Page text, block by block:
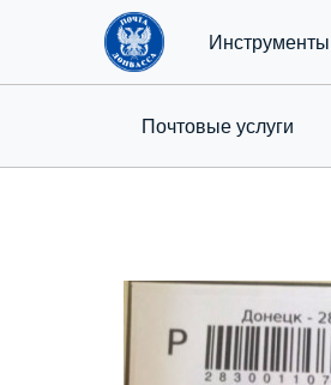
Инструменты
Почтовые услуги